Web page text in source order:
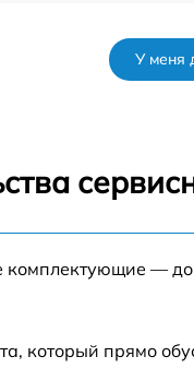
У меня
комплектующие —
который прямо